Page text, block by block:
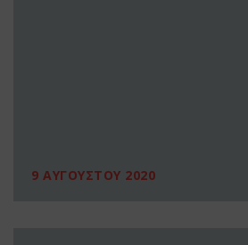
9 ΑΥΓΟΥΣΤΟΥ 2020